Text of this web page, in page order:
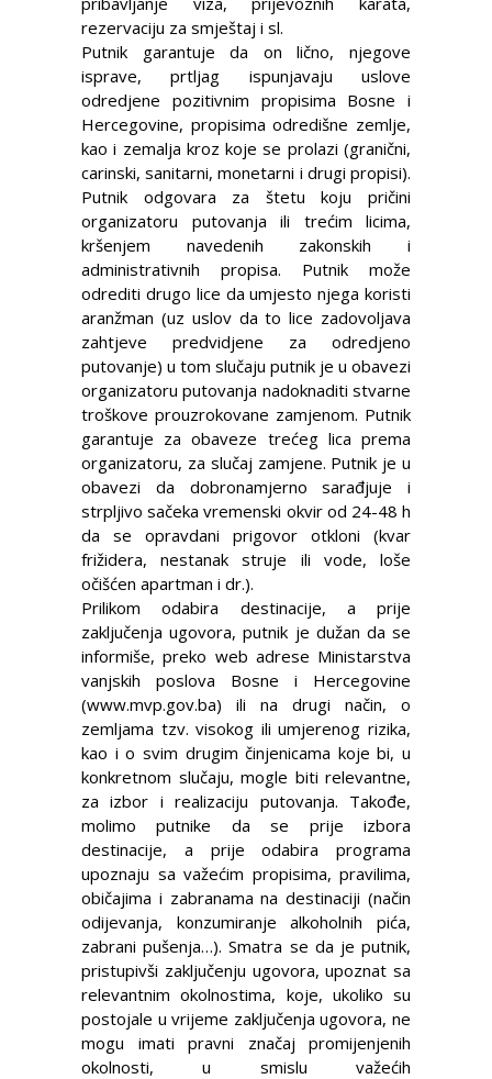
rezervaciju za smještaj i sl.
Putnik garantuje da on lično, njegove
isprave, prtljag ispunjavaju uslove
odredjene pozitivnim propisima Bosne i
Hercegovine, propisima odredišne zemlje,
kao i zemalja kroz koje se prolazi (granični,
carinski, sanitarni, monetarni i drugi propisi).
Putnik odgovara za štetu koju pričini
organizatoru putovanja ili trećim licima,
kršenjem navedenih zakonskih i
administrativnih propisa. Putnik može
odrediti drugo lice da umjesto njega koristi
aranžman (uz uslov da to lice zadovoljava
zahtjeve predvidjene za odredjeno
putovanje) u tom slučaju putnik je u obavezi
organizatoru putovanja nadoknaditi stvarne
troškove prouzrokovane zamjenom. Putnik
garantuje za obaveze trećeg lica prema
organizatoru, za slučaj zamjene. Putnik je u
obavezi da dobronamjerno sarađjuje i
strpljivo sačeka vremenski okvir od 24-48 h
da se opravdani prigovor otkloni (kvar
frižidera, nestanak struje ili vode, loše
očišćen apartman i dr.).
Prilikom odabira destinacije, a prije
zaključenja ugovora, putnik je dužan da se
informiše, preko web adrese Ministarstva
vanjskih poslova Bosne i Hercegovine
(www.mvp.gov.ba) ili na drugi način, o
zemljama tzv. visokog ili umjerenog rizika,
kao i o svim drugim činjenicama koje bi, u
konkretnom slučaju, mogle biti relevantne,
za izbor i realizaciju putovanja. Takođe,
molimo putnike da se prije izbora
destinacije, a prije odabira programa
upoznaju sa važećim propisima, pravilima,
običajima i zabranama na destinaciji (način
odijevanja, konzumiranje alkoholnih pića,
zabrani pušenja…). Smatra se da je putnik,
pristupivši zaključenju ugovora, upoznat sa
relevantnim okolnostima, koje, ukoliko su
postojale u vrijeme zaključenja ugovora, ne
mogu imati pravni značaj promijenjenih
okolnosti, u smislu važećih